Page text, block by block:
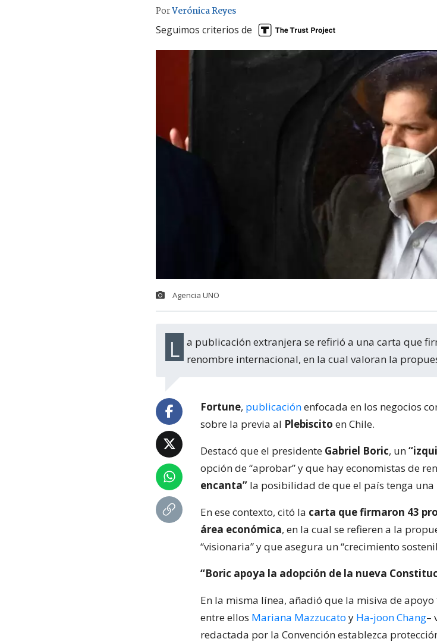
PorVerónica Reyes
Seguimos criterios de
Agencia UNO
La publicación extranjera se refirió a una carta que firmaron 43 economistas de renombre internacional, en la cual valoran la
Fortune, publicaciónenfocada en los negocios
sobre la previa al Plebiscito en Chile.
Destacó que el presidente Gabriel Boric, un
opción de “aprobar” y que hay economistas de
encanta” la posibilidad de que el país tenga una
En ese contexto, citó la carta que firmaron 43
área económica, en la cual se refieren a la
“visionaria” y que asegura un “crecimiento
“Boric apoya la adopción de la nueva
En la misma línea, añadió que la misiva de
entre ellos Mariana Mazzucato y Ha-joon Chang–
redactada por la Convención establezca